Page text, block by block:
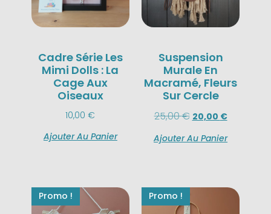
Cadre Série Les
Mimi Dolls : La
Cage Aux
Oiseaux
10,00€
Ajouter Au Panier
Suspension
Murale En
Macramé, Fleurs
Sur Cercle
25,00€ 20,00 €
Ajouter Au Panier
Promo ! Promo !